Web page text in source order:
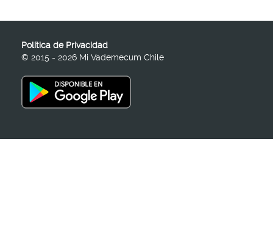
Política de Privacidad
© 2015 - 2026 Mi Vademecum Chile